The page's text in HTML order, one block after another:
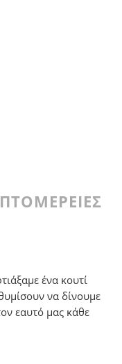
ένα κουτί
να δίνουμε
εαυτό μας κάθε